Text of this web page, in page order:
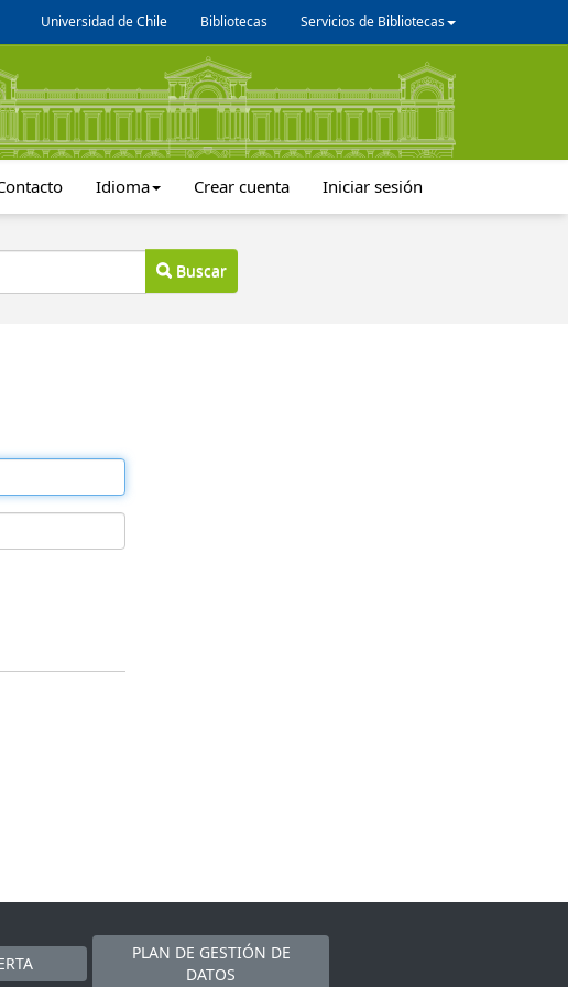
Universidad de Chile Bibliotecas Servicios de Bibliotecas
Idioma Crear cuenta Iniciar sesión
Buscar
PLAN DE GESTIÓN DE
DATOS